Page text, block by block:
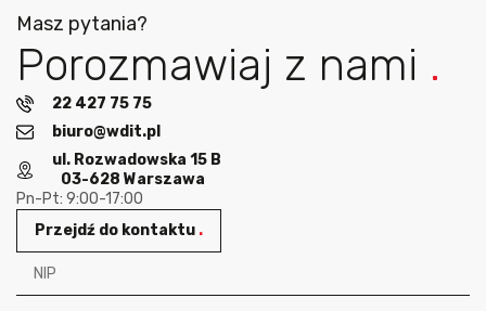
Masz pytania?
Porozmawiaj z nami .
22 427 75 75
biuro@wdit.pl
ul. Rozwadowska 15 B
03-628 Warszawa
Pn-Pt: 9:00-17:00
Przejdź do kontaktu .